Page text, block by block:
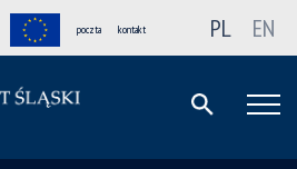
poczta kontakt PL EN